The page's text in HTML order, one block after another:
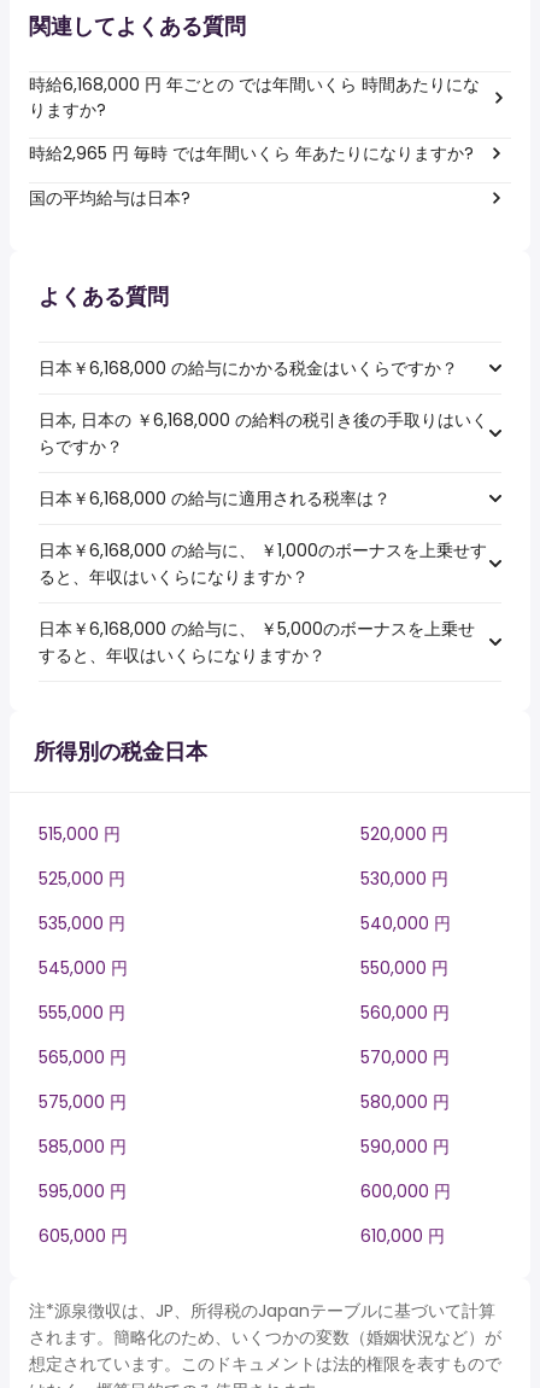
関連してよくある質問
時給6,168,000 円 年ごとの では年間いくら 時間あたりにな
りますか?
時給2,965 円 毎時 では年間いくら 年あたりになりますか?
国の平均給与は日本?
よくある質問
日本￥6,168,000 の給与にかかる税金はいくらですか？
日本, 日本の ￥6,168,000 の給料の税引き後の手取りはいく
らですか？
日本￥6,168,000 の給与に適用される税率は？
日本￥6,168,000 の給与に、 ￥1,000のボーナスを上乗せす
ると、年収はいくらになりますか？
日本￥6,168,000 の給与に、 ￥5,000のボーナスを上乗せ
すると、年収はいくらになりますか？
所得別の税金日本
515,000 円
520,000 円
525,000 円
530,000 円
535,000 円
540,000 円
545,000 円
550,000 円
555,000 円
560,000 円
565,000 円
570,000 円
575,000 円
580,000 円
585,000 円
590,000 円
595,000 円
600,000 円
605,000 円
610,000 円
注*源泉徴収は、JP、所得税のJapanテーブルに基づいて計算
されます。簡略化のため、いくつかの変数（婚姻状況など）が
想定されています。このドキュメントは法的権限を表すもので